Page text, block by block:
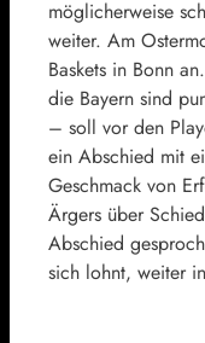
möglicherweise
weiter. Am
Baskets in Bonn
die Bayern sind
– soll vor den
ein Abschied mit
Geschmack von
Ärgers über
Abschied
sich lohnt, weiter